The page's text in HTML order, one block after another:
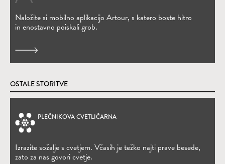
Naložite si mobilno aplikacijo Artour, s katero boste hitro
in enostavno poiskali grob.
OSTALE STORITVE
PLEČNIKOVA CVETLIČARNA
Izrazite sožalje s cvetjem. Včasih je težko najti prave besede,
zato za nas govori cvetje.
(Odpre se v novem oknu)